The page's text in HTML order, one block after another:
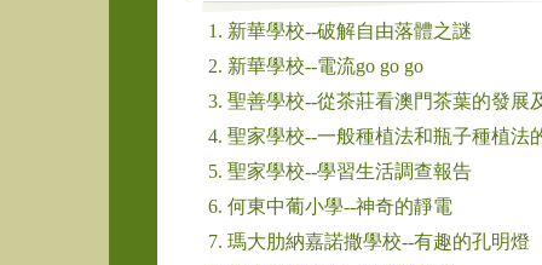
1. 新華學校--破解自由落體之謎
2. 新華學校--電流go go go
3. 聖善學校--從茶莊看澳門茶葉的發展
4. 聖家學校--一般種植法和瓶子種植法
5. 聖家學校--學習生活調查報告
6. 何東中葡小學--神奇的靜電
7. 瑪大肋納嘉諾撒學校--有趣的孔明燈